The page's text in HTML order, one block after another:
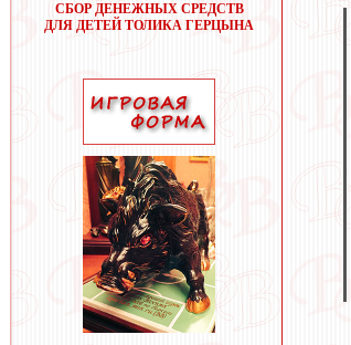
СБОР ДЕНЕЖНЫХ СРЕДСТВ
ДЛЯ ДЕТЕЙ ТОЛИКА ГЕРЦЫНА